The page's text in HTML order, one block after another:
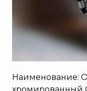
АО «КОРПОРАЦИЯ
«РОСХИМЗАЩИТА»
АО «Тамбовмаш»
АРТИ
БолидНаименование: